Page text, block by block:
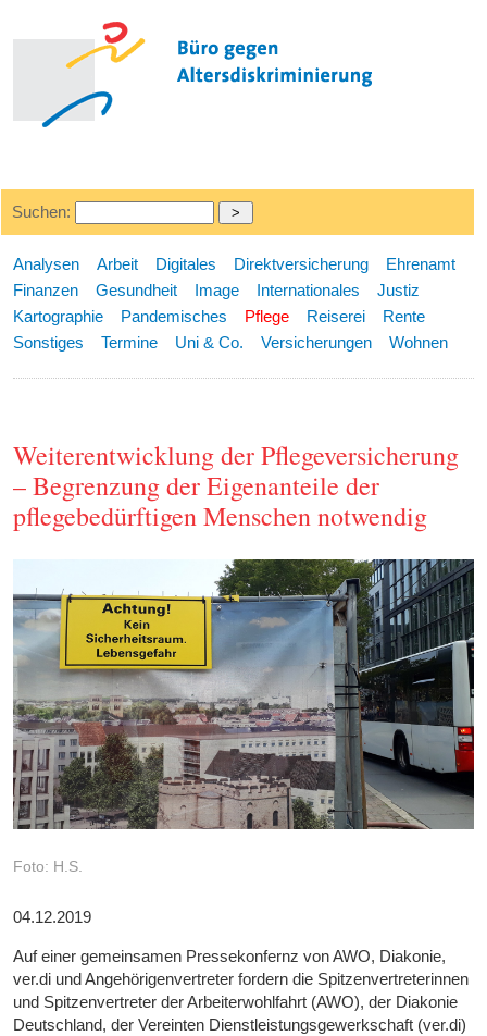
Suchen:
Analysen Arbeit Digitales Direktversicherung
Ehrenamt
Finanzen
Gesundheit Image Internationales
Justiz
Kartographie
Pandemisches Pflege Reiserei
Rente
Sonstiges
Termine Uni & Co. Versicherungen Wohnen
Weiterentwicklung der Pflegeversicherung
– Begrenzung der Eigenanteile der
pflegebedürftigen Menschen notwendig
Foto: H.S.
04.12.2019
Auf einer gemeinsamen Pressekonfernz von AWO, Diakonie,
ver.di und Angehörigenvertreter fordern die Spitzenvertreterinnen
und Spitzenvertreter der Arbeiterwohlfahrt (AWO), der Diakonie
Deutschland, der Vereinten Dienstleistungsgewerkschaft (ver.di)